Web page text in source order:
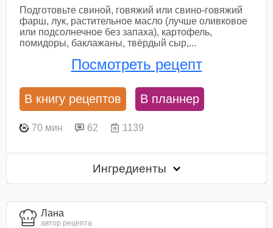
Подготовьте свиной, говяжий или свино-говяжий
фарш, лук, растительное масло (лучше оливковое
или подсолнечное без запаха), картофель,
помидоры, баклажаны, твёрдый сыр,...
Посмотреть рецепт
В книгу рецептов В планнер
70 мин 62 1139
Ингредиенты
Лана
автор рецепта